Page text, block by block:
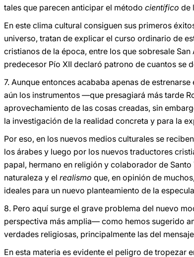
tales que parecen anticipar el método científico de
En este clima cultural consiguen sus primeros
universo, tratan de explicar el curso ordinario de
cristianos de la época, entre los que sobresale
predecesor Pío XII declaró patrono de cuantos se
7. Aunque entonces acababa apenas de
aún los instrumentos —que presagiará más tarde
aprovechamiento de las cosas creadas, sin
la investigación de la realidad concreta y para la
Por eso, en los nuevos medios culturales se
los árabes y luego por los nuevos traductores
papal, hermano en religión y colaborador de Santo
naturaleza y el realismo que, en opinión de
ideales para un nuevo planteamiento de la
8. Pero aquí surge el grave problema del nuevo
perspectiva más amplia— como hemos sugerido
verdades religiosas, principalmente las del
En esta materia es evidente el peligro de tropezar